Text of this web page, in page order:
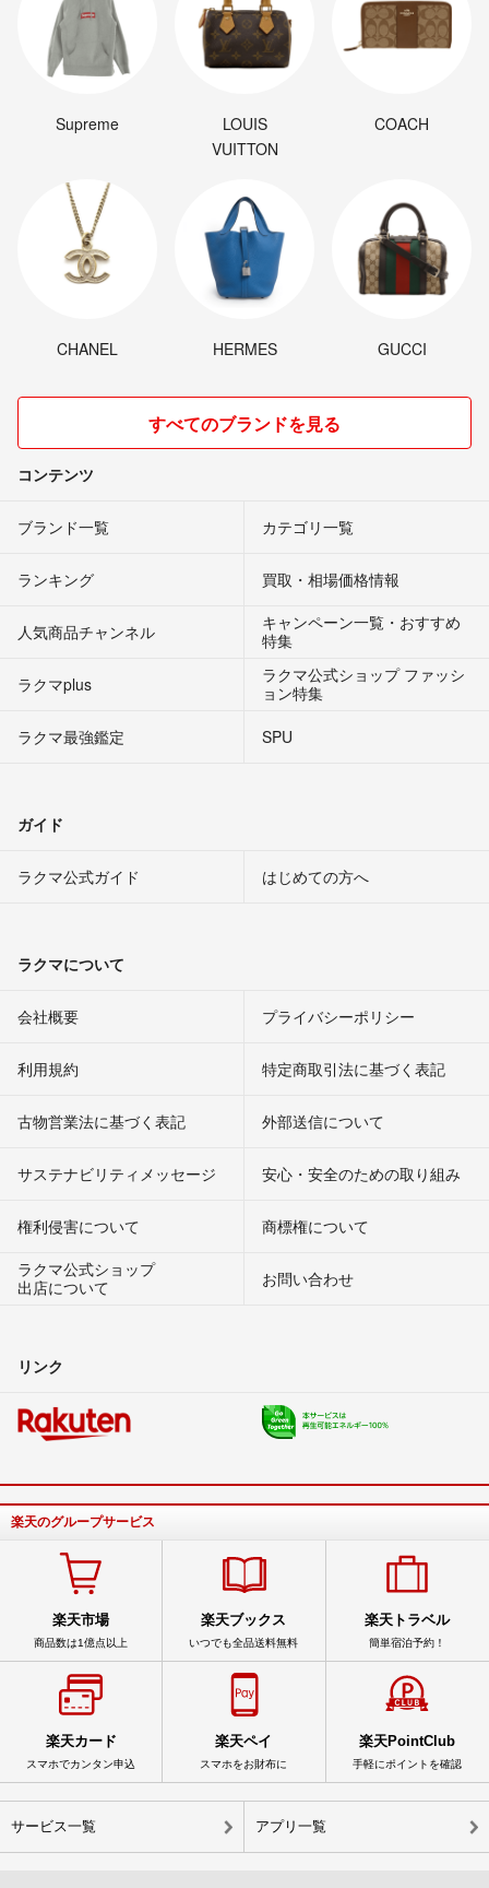
Supreme
LOUIS
VUITTON
COACH
CHANEL HERMES GUCCI
すべてのブランドを見る
コンテンツ
ブランド一覧 カテゴリ一覧
ランキング 買取・相場価格情報
人気商品チャンネル
キャンペーン一覧・おすすめ
特集
ラクマplus
ラクマ公式ショップ ファッシ
ョン特集
ラクマ最強鑑定
SPU
ガイド
ラクマ公式ガイド はじめての方へ
ラクマについて
会社概要 プライバシーポリシー
利用規約 特定商取引法に基づく表記
古物営業法に基づく表記 外部送信について
サステナビリティメッセージ 安心・安全のための取り組み
権利侵害について
商標権について
ラクマ公式ショップ
出店について
お問い合わせ
リンク
楽天のグループサービス
楽天市場
商品数は1億点以上
楽天ブックス
いつでも全品送料無料
楽天トラベル
簡単宿泊予約！
楽天カード
スマホでカンタン申込
楽天ペイ
スマホをお財布に
楽天PointClub
手軽にポイントを確認
サービス一覧 アプリ一覧